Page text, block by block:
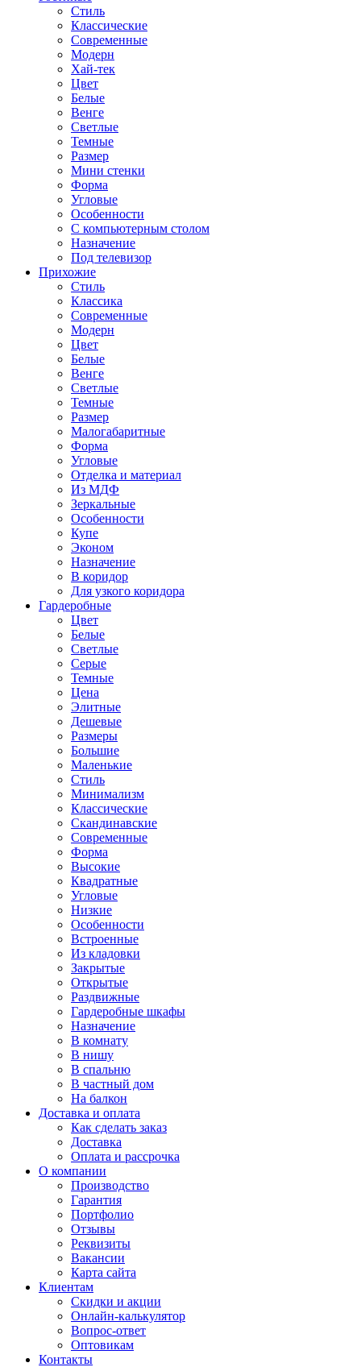
Стиль
Классические
Современные
Модерн
Хай-тек
Цвет
Белые
Венге
Светлые
Темные
Размер
Мини стенки
Форма
Угловые
Особенности
С компьютерным столом
Назначение
Под телевизор
Прихожие
Стиль
Классика
Современные
Модерн
Цвет
Белые
Венге
Светлые
Темные
Размер
Малогабаритные
Форма
Угловые
Отделка и материал
Из МДФ
Зеркальные
Особенности
Купе
Эконом
Назначение
В коридор
Для узкого коридора
Гардеробные
Цвет
Белые
Светлые
Серые
Темные
Цена
Элитные
Дешевые
Размеры
Большие
Маленькие
Стиль
Минимализм
Классические
Скандинавские
Современные
Форма
Высокие
Квадратные
Угловые
Низкие
Особенности
Встроенные
Из кладовки
Закрытые
Открытые
Раздвижные
Гардеробные шкафы
Назначение
В комнату
В нишу
В спальню
В частный дом
На балкон
Доставка и оплата
Как сделать заказ
Доставка
Оплата и рассрочка
О компании
Производство
Гарантия
Портфолио
Отзывы
Реквизиты
Вакансии
Карта сайта
Клиентам
Скидки и акции
Онлайн-калькулятор
Вопрос-ответ
Оптовикам
Контакты